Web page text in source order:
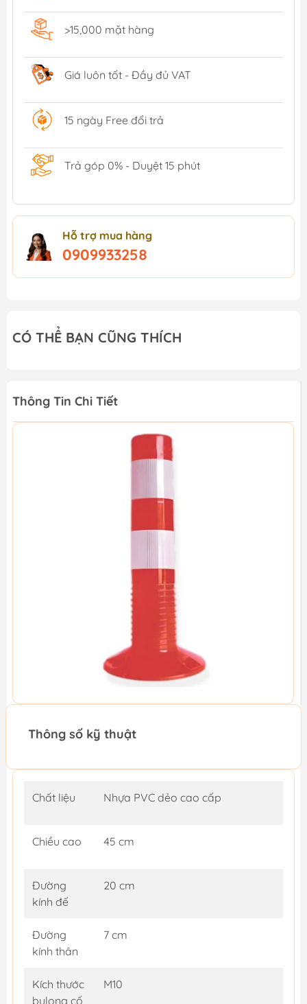
>15,000 mặt hàng
Giá luôn tốt - Đầy đủ VAT
15 ngày Free đổi trả
Trả góp 0% - Duyệt 15 phút
Hỗ trợ mua hàng
0909933258
CÓ THỂ BẠN CŨNG THÍCH
Thông Tin Chi Tiết
Thông số kỹ thuật
Chất liệu Nhựa PVC dẻo cao cấp
Chiều cao 45 cm
Đường
kính đế
20 cm
Đường
kính thân
7 cm
Kích thước
bulong cố
M10